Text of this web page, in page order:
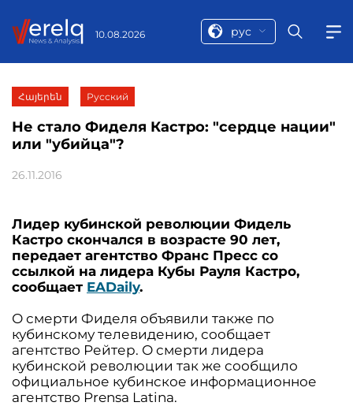
10.08.2026 рус
Հայերեն Русский
Не стало Фиделя Кастро: "сердце нации"
или "убийца"?
26.11.2016
Лидер кубинской революции Фидель
Кастро скончался в возрасте 90 лет,
передает агентство Франс Пресс со
ссылкой на лидера Кубы Рауля Кастро,
сообщает EADaily.
О смерти Фиделя объявили также по
кубинскому телевидению, сообщает
агентство Рейтер. О смерти лидера
кубинской революции так же сообщило
официальное кубинское информационное
агентство Prensa Latina.